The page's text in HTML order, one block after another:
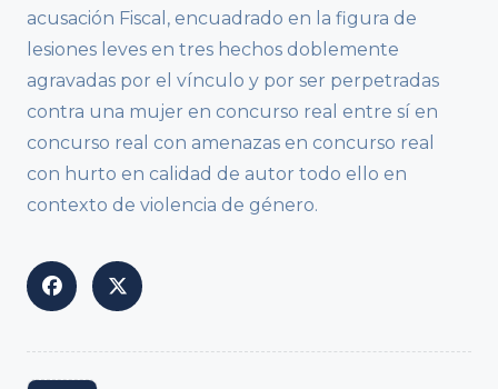
acusación Fiscal, encuadrado en la figura de
lesiones leves en tres hechos doblemente
agravadas por el vínculo y por ser perpetradas
contra una mujer en concurso real entre sí en
concurso real con amenazas en concurso real
con hurto en calidad de autor todo ello en
contexto de violencia de género.